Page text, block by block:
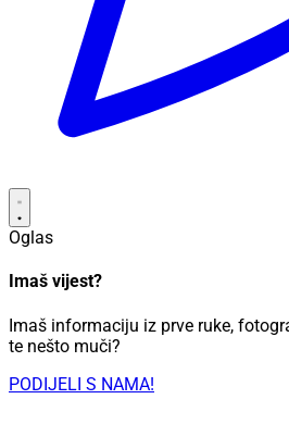
Oglas
Imaš vijest?
Imaš informaciju iz prve ruke,
te nešto muči?
PODIJELI S NAMA!